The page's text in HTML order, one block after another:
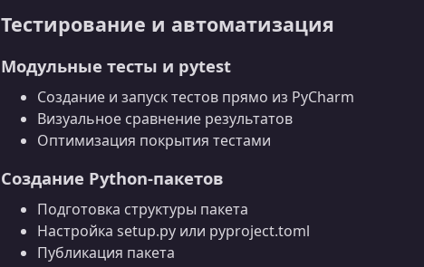
Тестирование и автоматизация
Модульные тесты и pytest
Создание и запуск тестов прямо из PyCharm
Визуальное сравнение результатов
Оптимизация покрытия тестами
Создание Python‑пакетов
Подготовка структуры пакета
Настройка setup.py или pyproject.toml
Публикация пакета